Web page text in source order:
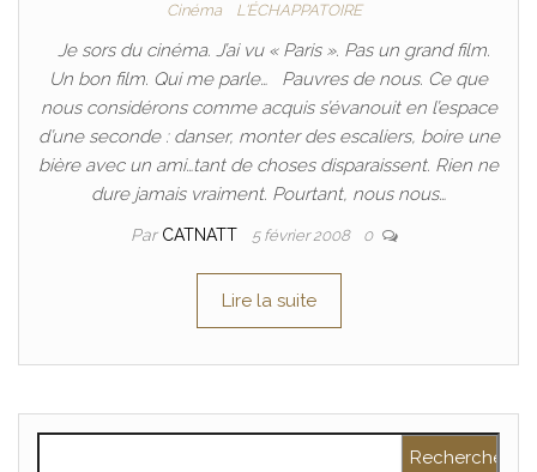
Cinéma L'ÉCHAPPATOIRE
Je sors du cinéma. J’ai vu « Paris ». Pas un grand film.
Un bon film. Qui me parle… Pauvres de nous. Ce que
nous considérons comme acquis s’évanouit en l’espace
d’une seconde : danser, monter des escaliers, boire une
bière avec un ami…tant de choses disparaissent. Rien ne
dure jamais vraiment. Pourtant, nous nous…
Par CATNATT 5 février 2008 0
Lire la suite